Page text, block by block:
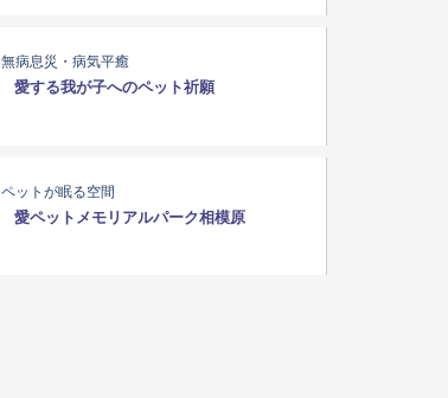
無病息災・病気平癒
愛する我が子へのペット祈願
ペットが眠る空間
愛ペットメモリアルパーク相模原